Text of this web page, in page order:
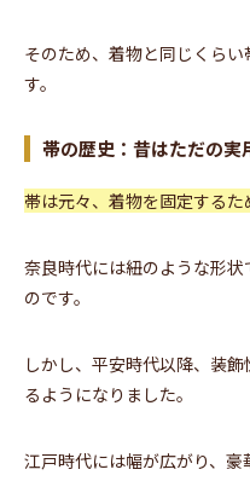
そのため、着物と同じくら
す。
帯の歴史：昔はただの実
帯は元々、着物を固定する
奈良時代には紐のような形
のです。
しかし、平安時代以降、装
るようになりました。
江戸時代には幅が広がり、豪